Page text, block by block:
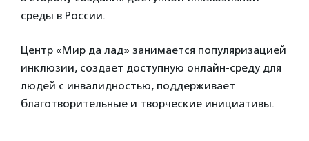
среды в России.
Центр «Мир да лад» занимается популяризацией
инклюзии, создает доступную онлайн-среду для
людей с инвалидностью, поддерживает
благотворительные и творческие инициативы.